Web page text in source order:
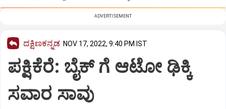
ADVERTISEMENT
ದಕ್ಷಿಣಕನ್ನಡ NOV 17, 2022, 9:40 PM IST
ಪಕ್ಷಿಕೆರೆ: ಬೈಕ್‌ ಗೆ ಆಟೋ ಢಿಕ್ಕಿ
ಸವಾರ ಸಾವು